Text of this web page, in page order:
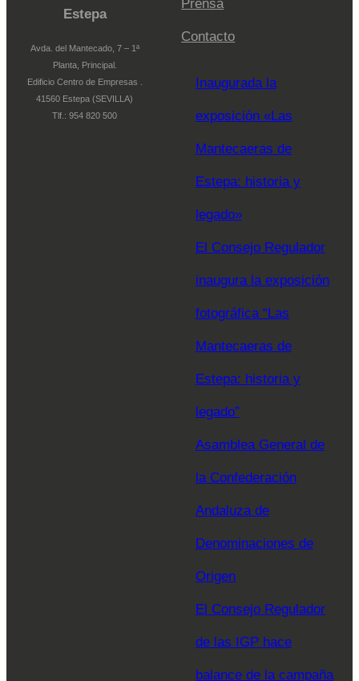
Estepa
Avda. del Mantecado, 7 – 1ª
Planta, Principal.
Edificio Centro de Empresas .
41560 Estepa (SEVILLA)
Tlf.: 954 820 500
Prensa
Contacto
Inaugurada la
exposición «Las
Mantecaeras de
Estepa: historia y
legado»
El Consejo Regulador
inaugura la exposición
fotográfica “Las
Mantecaeras de
Estepa: historia y
legado”
Asamblea General de
la Confederación
Andaluza de
Denominaciones de
Origen
El Consejo Regulador
de las IGP hace
balance de la campaña